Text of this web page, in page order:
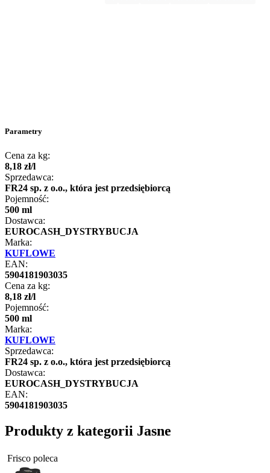
Parametry
Cena za kg:
8,18 zł/l
Sprzedawca:
FR24 sp. z o.o., która jest przedsiębiorcą
Pojemność:
500 ml
Dostawca:
EUROCASH_DYSTRYBUCJA
Marka:
KUFLOWE
EAN:
5904181903035
Cena za kg:
8,18 zł/l
Pojemność:
500 ml
Marka:
KUFLOWE
Sprzedawca:
FR24 sp. z o.o., która jest przedsiębiorcą
Dostawca:
EUROCASH_DYSTRYBUCJA
EAN:
5904181903035
Produkty z kategorii Jasne
Frisco poleca